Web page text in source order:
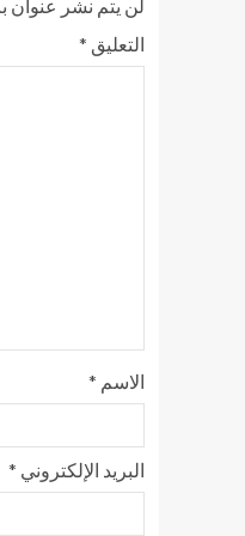
لن يتم نشر عنوان
التعليق *
الاسم *
البريد الإلكتروني *